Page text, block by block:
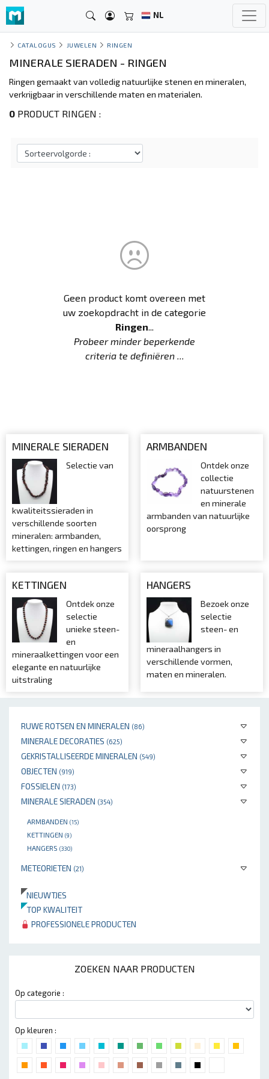
NL
RUWE ROTSEN EN MINERALEN (86)
MINERALE DECORATIES (625)
GEKRISTALLISEERDE MINERALEN (549)
OBJECTEN (919)
FOSSIELEN (173)
MINERALE SIERADEN (354)
ARMBANDEN (15)
KETTINGEN (9)
HANGERS (330)
METEORIETEN (21)
NIEUWTJES
TOP KWALITEIT
PROFESSIONELE PRODUCTEN
ZOEKEN NAAR PRODUCTEN
Op categorie :
Op kleuren :
CATALOGUS JUWELEN RINGEN
MINERALE SIERADEN - RINGEN
Ringen gemaakt van volledig natuurlijke stenen en mineralen,
verkrijgbaar in verschillende maten en materialen.
0 PRODUCT RINGEN :
Geen product komt overeen met
uw zoekopdracht in de categorie
Ringen...
Probeer minder beperkende
criteria te definiëren ...
MINERALE SIERADEN
Selectie van
kwaliteitssieraden in
verschillende soorten
mineralen: armbanden,
kettingen, ringen en hangers
ARMBANDEN
Ontdek onze
collectie
natuurstenen
en minerale
armbanden van natuurlijke
oorsprong
KETTINGEN
Ontdek onze
selectie
unieke steen-
en
mineraalkettingen voor een
elegante en natuurlijke
uitstraling
HANGERS
Bezoek onze
selectie
steen- en
mineraalhangers in
verschillende vormen,
maten en mineralen.